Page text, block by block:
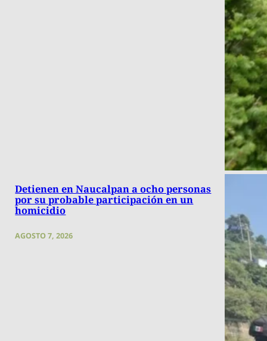
Detienen en Naucalpan a ocho personas
por su probable participación en un
homicidio
AGOSTO 7, 2026